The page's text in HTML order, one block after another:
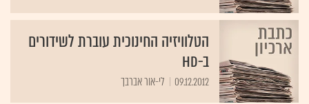
הטלוויזיה החינוכית עוברת לשידורים
ב-HD
09.12.2012 לי-אור אברבך